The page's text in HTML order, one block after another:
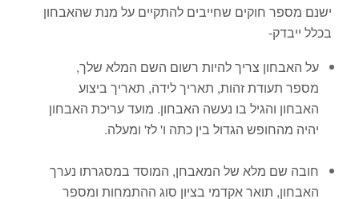
ישנם מספר חוקים שחייבים להתקיים על מנת שהאבחון
בכלל ייבדק-
על האבחון צריך להיות רשום השם המלא שלך,
מספר תעודת זהות, תאריך לידה, תאריך ביצוע
האבחון והגיל בו נעשה האבחון. מועד עריכת האבחון
יהיה מהחופש הגדול בין כתה ו' לז' ומעלה.
חובה שם מלא של המאבחן, המוסד במסגרתו נערך
האבחון, תואר אקדמי בציון סוג ההתמחות ומספר